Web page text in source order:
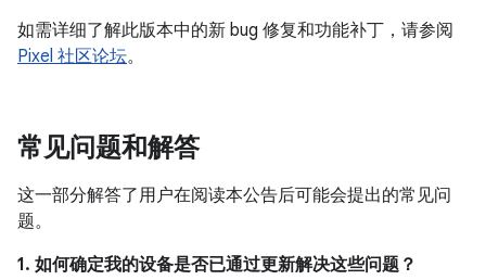
如需详细了解此版本中的新 bug 修复和功能补丁，请参阅
Pixel 社区论坛。
常见问题和解答
这一部分解答了用户在阅读本公告后可能会提出的常见问
题。
1. 如何确定我的设备是否已通过更新解决这些问题？